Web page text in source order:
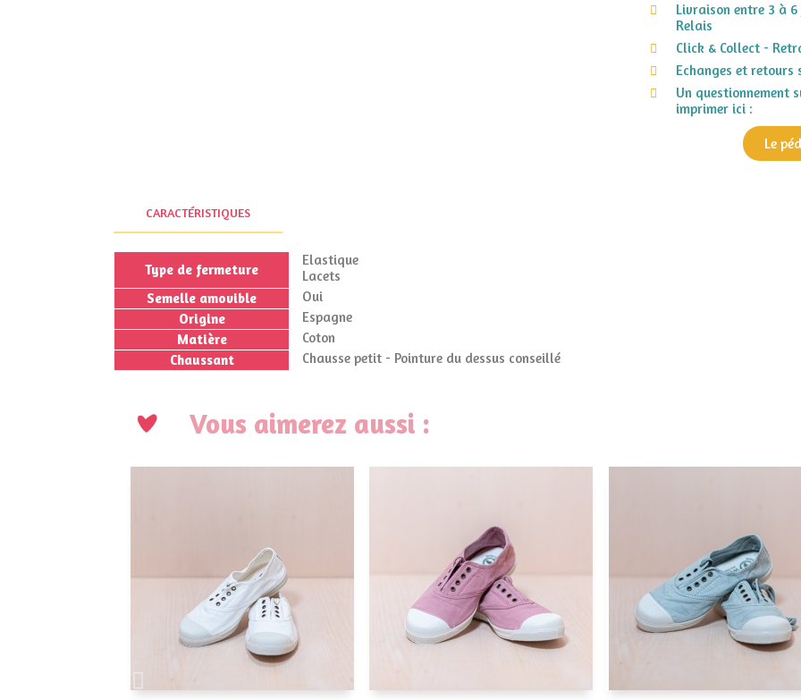
Livraison entre 3 à
Relais
Click & Collect -
Echanges et retours
Un questionnement
imprimer ici :
Le
CARACTÉRISTIQUES
Type de fermeture
Elastique
Lacets
Semelle amovible
Oui
Origine
Espagne
Matière
Coton
Chaussant
Chausse petit - Pointure du dessus conseillé
Vous aimerez aussi :